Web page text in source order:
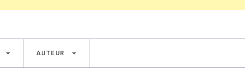
arrow_drop_down AUTEUR arrow_drop_down